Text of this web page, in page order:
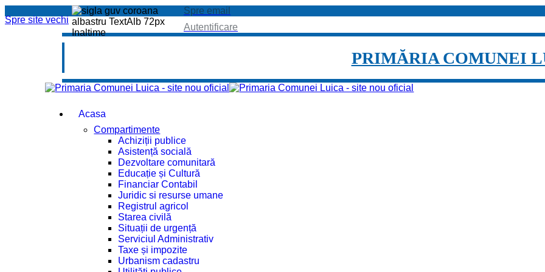
Spre site vechi
Spre email
Autentificare
PRIMĂRIA COMUNEI
Acasa
Compartimente
Achiziții publice
Asistență socială
Dezvoltare comunitară
Educație și Cultură
Financiar Contabil
Juridic si resurse umane
Registrul agricol
Starea civilă
Situații de urgență
Serviciul Administrativ
Taxe și impozite
Urbanism cadastru